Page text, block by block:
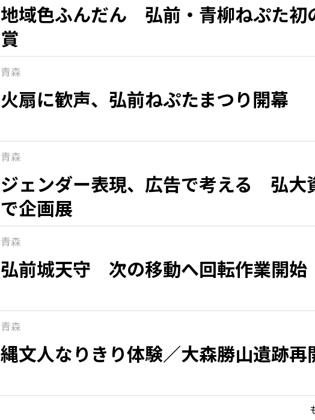
地域色ふんだん 弘前・青柳ねぷた初
賞
青森
火扇に歓声、弘前ねぷたまつり開幕
青森
ジェンダー表現、広告で考える 弘大
で企画展
青森
弘前城天守 次の移動へ回転作業開始
青森
縄文人なりきり体験／大森勝山遺跡再